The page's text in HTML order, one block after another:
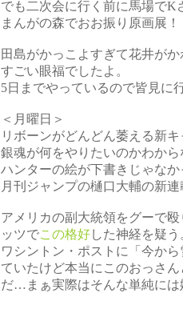
でも二次会に行く前に馬場でK
まんがの森でおお振り原画展
田島がかっこよすぎて花井が
すごい眼福でしたよ。
5日までやっているので皆見に
＜月曜日＞
リボーンがどんどん萎える新
銀魂が何をやりたいのかわか
ハンターの絵が下書きじゃなか
月刊ジャンプの樋口大輔の新
アメリカの副大統領をグーで
ッツでこの格好した神経を疑う
ワシントン・ポストに「今か
ていたけど本当にこのおっさ
だ…まぁ実際はそんな単純には